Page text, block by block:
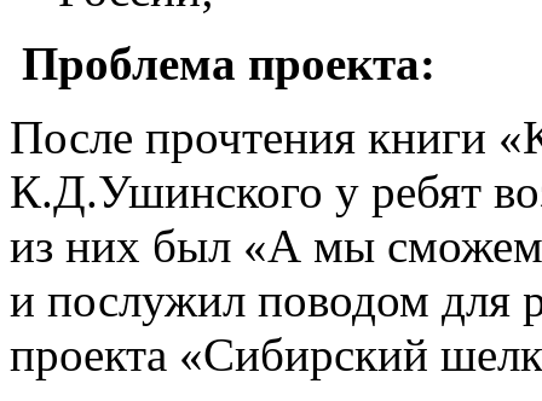
Проблема проекта:
После прочтения книги
К.Д.Ушинского у ребят
из них был «А мы сможем
и послужил поводом для
проекта «Сибирский